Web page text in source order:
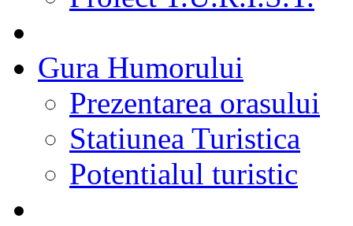
Gura Humorului
Prezentarea orasului
Statiunea Turistica
Potentialul turistic